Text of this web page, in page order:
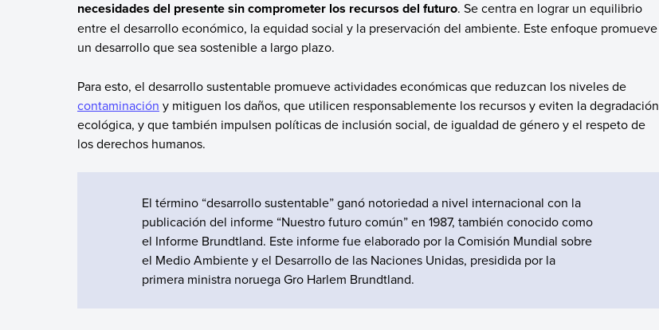
necesidades del presente sin comprometer los recursos del futuro. Se centra en lograr un equilibrio
entre el desarrollo económico, la equidad social y la preservación del ambiente. Este enfoque promueve
un desarrollo que sea sostenible a largo plazo.
Para esto, el desarrollo sustentable promueve actividades económicas que reduzcan los niveles de
contaminación y mitiguen los daños, que utilicen responsablemente los recursos y eviten la degradación
ecológica, y que también impulsen políticas de inclusión social, de igualdad de género y el respeto de
los derechos humanos.
El término “desarrollo sustentable” ganó notoriedad a nivel internacional con la
publicación del informe “Nuestro futuro común” en 1987, también conocido como
el Informe Brundtland. Este informe fue elaborado por la Comisión Mundial sobre
el Medio Ambiente y el Desarrollo de las Naciones Unidas, presidida por la
primera ministra noruega Gro Harlem Brundtland.